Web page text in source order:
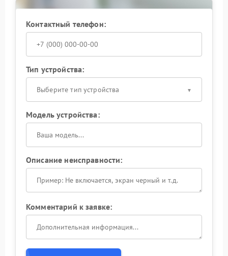
Контактный телефон:
Тип устройства:
Выберите тип устройства
Модель устройства:
Описание неисправности:
Комментарий к заявке: